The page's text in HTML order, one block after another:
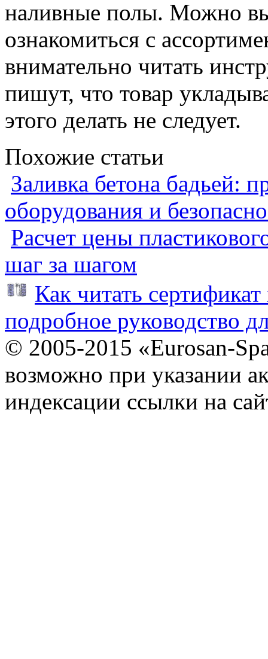
наливные полы. Можно
ознакомиться с
внимательно читать
пишут, что товар
этого делать не следует.
Похожие статьи
Заливка бетона бадьей:
оборудования и
Расчет цены
шаг за шагом
Как читать
подробное руководство
© 2005-2015 «Eurosan-
возможно при указании
индексации ссылки на